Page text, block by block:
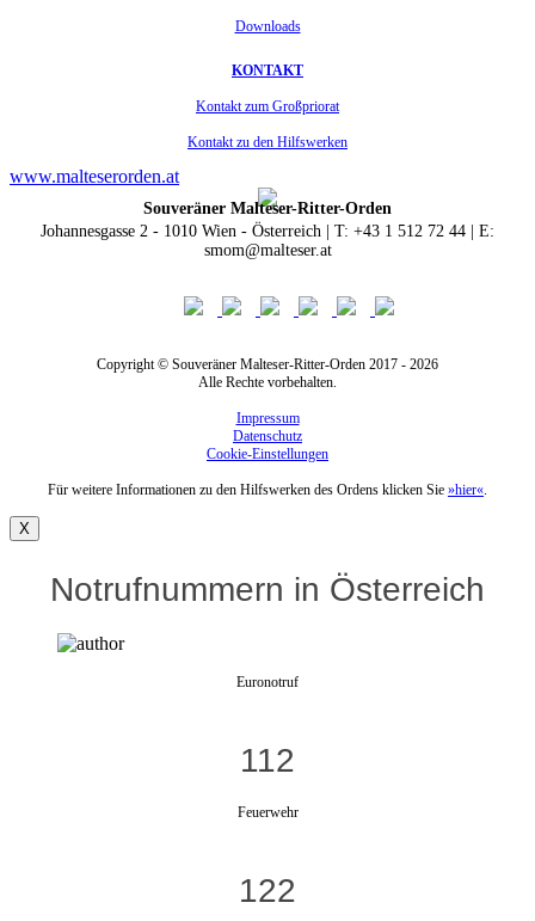
Downloads
KONTAKT
Kontakt zum Großpriorat
Kontakt zu den Hilfswerken
www.malteserorden.at
Souveräner Malteser-Ritter-Orden
Johannesgasse 2 - 1010 Wien - Österreich | T: +43 1 512 72 44 | E:
smom@malteser.at
Copyright © Souveräner Malteser-Ritter-Orden 2017 - 2026
Alle Rechte vorbehalten.
Impressum
Datenschutz
Cookie-Einstellungen
Für weitere Informationen zu den Hilfswerken des Ordens klicken Sie »hier«.
X
Notrufnummern in Österreich
Euronotruf
112
Feuerwehr
122